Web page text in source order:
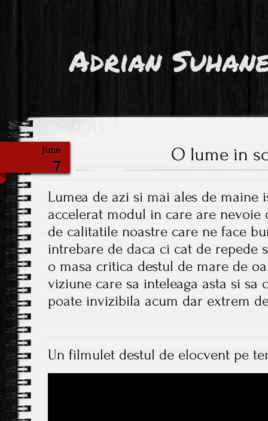
Adrian
June
7
O lume in
Lumea de azi si mai ales de
accelerat modul in care are nevoie
de calitatile noastre care ne face
intrebare de daca ci cat de repede
o masa critica destul de mare de
viziune care sa inteleaga asta si
poate invizibila acum dar extrem
Un filmulet destul de elocvent pe